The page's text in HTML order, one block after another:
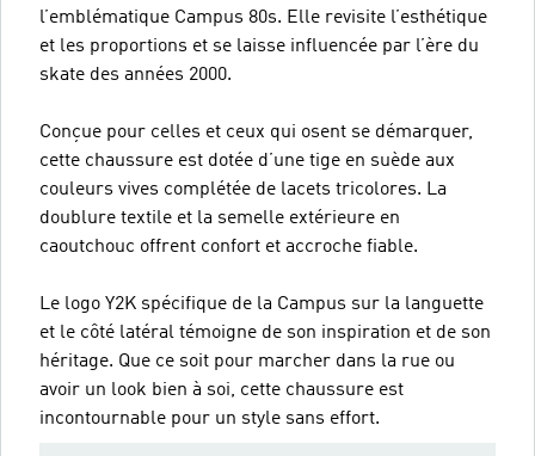
l’emblématique Campus 80s. Elle revisite l’esthétique
et les proportions et se laisse influencée par l’ère du
skate des années 2000.
Conçue pour celles et ceux qui osent se démarquer,
cette chaussure est dotée d’une tige en suède aux
couleurs vives complétée de lacets tricolores. La
doublure textile et la semelle extérieure en
caoutchouc offrent confort et accroche fiable.
Le logo Y2K spécifique de la Campus sur la languette
et le côté latéral témoigne de son inspiration et de son
héritage. Que ce soit pour marcher dans la rue ou
avoir un look bien à soi, cette chaussure est
incontournable pour un style sans effort.